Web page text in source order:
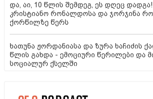
და, აი, 10 წლის შემდეგ, ეს დღეც
კრისტიანო რონალდოსა და ჯორჯინა
ქორწილზე წერს
ხათუნა ჟორდანიასა და ზურა ხაჩიძის
წლის გახდა - ემოციური წერილები და
სოციალურ ქსელში